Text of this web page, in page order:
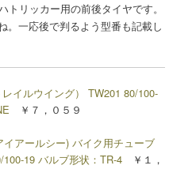
リッカー用の前後タイヤです。
。一応後で判るよう型番も記載し
イルウイング） TW201 80/100-
￥７，０５９
イアールシー) バイク用チューブ
19 バルブ形状：TR-4 ￥１，